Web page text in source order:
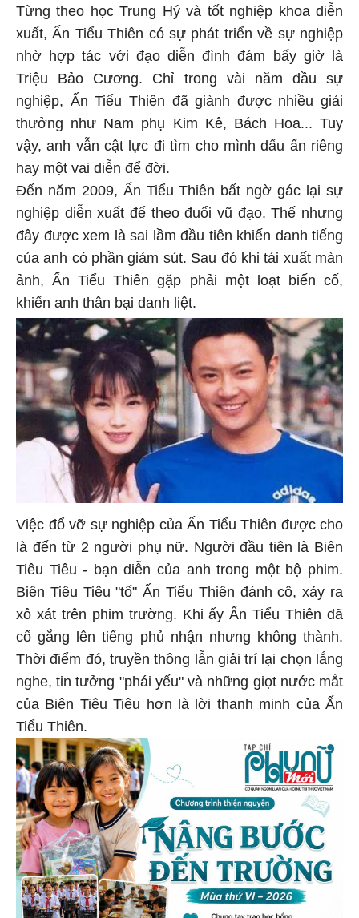
Từng theo học Trung Hý và tốt nghiệp khoa diễn
xuất, Ấn Tiểu Thiên có sự phát triển về sự nghiệp
nhờ hợp tác với đạo diễn đình đám bấy giờ là
Triệu Bảo Cương. Chỉ trong vài năm đầu sự
nghiệp, Ấn Tiểu Thiên đã giành được nhiều giải
thưởng như Nam phụ Kim Kê, Bách Hoa... Tuy
vậy, anh vẫn cật lực đi tìm cho mình dấu ấn riêng
hay một vai diễn để đời.
Đến năm 2009, Ấn Tiểu Thiên bất ngờ gác lại sự
nghiệp diễn xuất để theo đuổi vũ đạo. Thế nhưng
đây được xem là sai lầm đầu tiên khiến danh tiếng
của anh có phần giảm sút. Sau đó khi tái xuất màn
ảnh, Ấn Tiểu Thiên gặp phải một loạt biến cố,
khiến anh thân bại danh liệt.
Việc đổ vỡ sự nghiệp của Ấn Tiểu Thiên được cho
là đến từ 2 người phụ nữ. Người đầu tiên là Biên
Tiêu Tiêu - bạn diễn của anh trong một bộ phim.
Biên Tiêu Tiêu "tố" Ấn Tiểu Thiên đánh cô, xảy ra
xô xát trên phim trường. Khi ấy Ấn Tiểu Thiên đã
cố gắng lên tiếng phủ nhận nhưng không thành.
Thời điểm đó, truyền thông lẫn giải trí lại chọn lắng
nghe, tin tưởng "phái yếu" và những giọt nước mắt
của Biên Tiêu Tiêu hơn là lời thanh minh của Ấn
Tiểu Thiên.